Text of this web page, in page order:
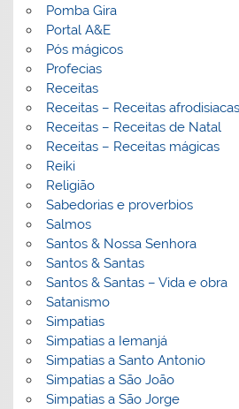
Pomba Gira
Portal A&E
Pós mágicos
Profecias
Receitas
Receitas – Receitas afrodisiacas
Receitas – Receitas de Natal
Receitas – Receitas mágicas
Reiki
Religião
Sabedorias e proverbios
Salmos
Santos & Nossa Senhora
Santos & Santas
Santos & Santas – Vida e obra
Satanismo
Simpatias
Simpatias a Iemanjá
Simpatias a Santo Antonio
Simpatias a São João
Simpatias a São Jorge